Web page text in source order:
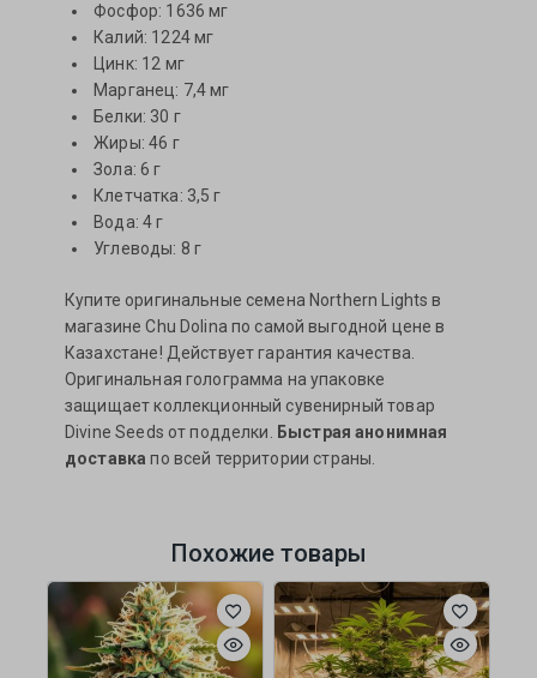
Фосфор: 1636 мг
Калий: 1224 мг
Цинк: 12 мг
Марганец: 7,4 мг
Белки: 30 г
Жиры: 46 г
Зола: 6 г
Клетчатка: 3,5 г
Вода: 4 г
Углеводы: 8 г
Купите оригинальные семена Northern Lights в
магазине Chu Dolina по самой выгодной цене в
Казахстане! Действует гарантия качества.
Оригинальная голограмма на упаковке
защищает коллекционный сувенирный товар
Divine Seeds от подделки.
Быстрая анонимная
доставка по всей территории страны.
Похожие товары